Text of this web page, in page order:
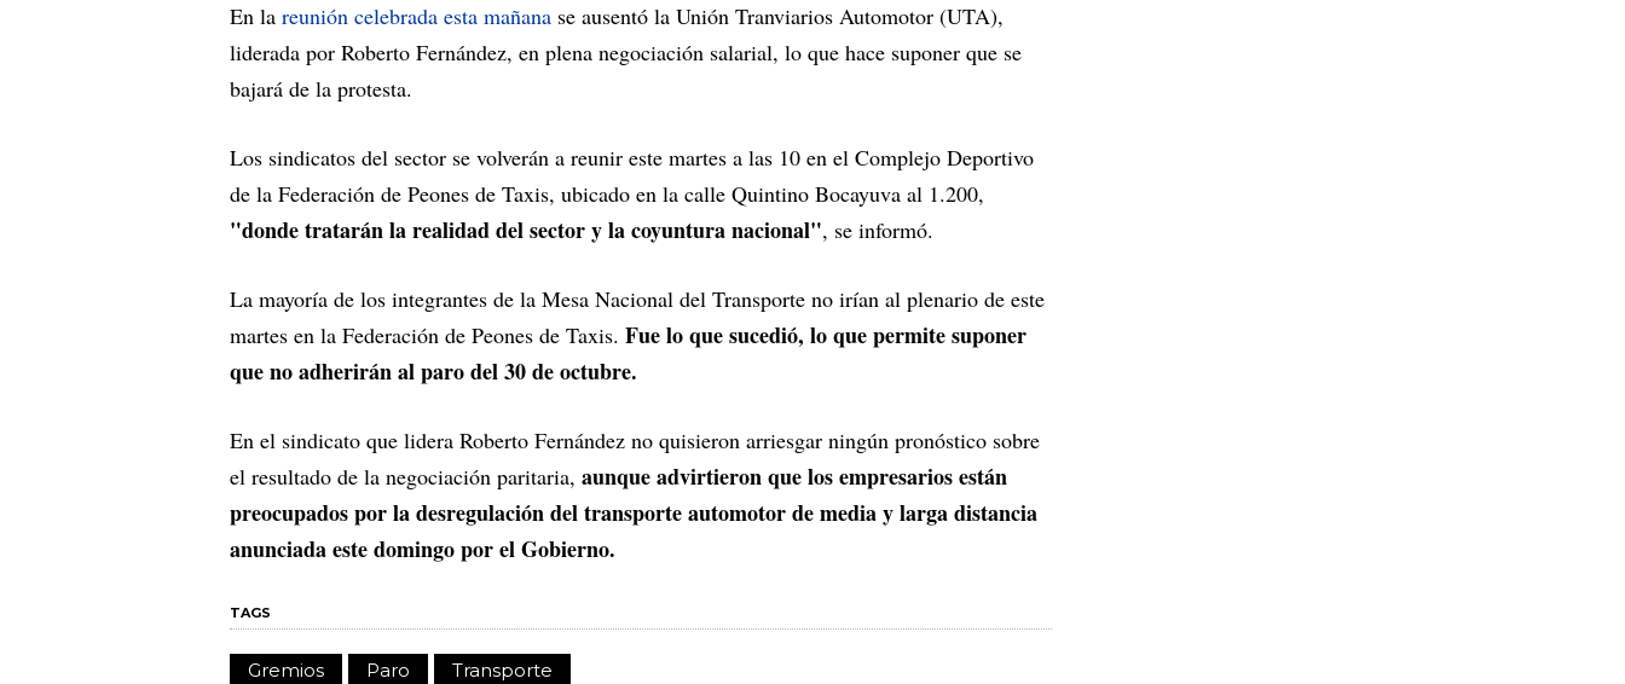
En la reunión celebrada esta mañana se ausentó la Unión Tranviarios Automotor (UTA),
liderada por Roberto Fernández, en plena negociación salarial, lo que hace suponer que se
bajará de la protesta.
Los sindicatos del sector se volverán a reunir este martes a las 10 en el Complejo Deportivo
de la Federación de Peones de Taxis, ubicado en la calle Quintino Bocayuva al 1.200,
"donde tratarán la realidad del sector y la coyuntura nacional", se informó.
La mayoría de los integrantes de la Mesa Nacional del Transporte no irían al plenario de este
martes en la Federación de Peones de Taxis. Fue lo que sucedió, lo que permite suponer
que no adherirán al paro del 30 de octubre.
En el sindicato que lidera Roberto Fernández no quisieron arriesgar ningún pronóstico sobre
el resultado de la negociación paritaria, aunque advirtieron que los empresarios están
preocupados por la desregulación del transporte automotor de media y larga distancia
anunciada este domingo por el Gobierno.
TAGS
Gremios Paro Transporte